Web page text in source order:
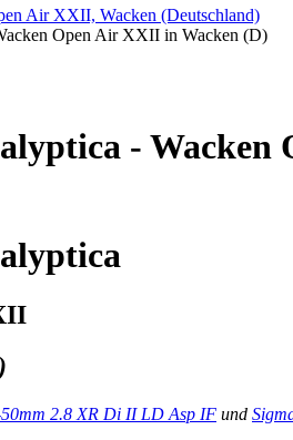
Air XXII, Wacken (Deutschland)
Open Air XXII in Wacken (D)
-
2.8 XR Di II LD Asp IF und